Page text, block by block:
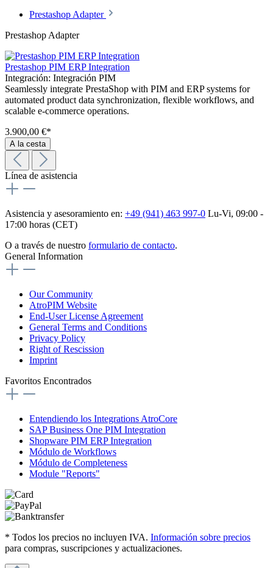
Prestashop Adapter
Prestashop Adapter
Prestashop PIM ERP Integration
Integración: Integración PIM
Seamlessly integrate PrestaShop with PIM and ERP systems for
automated product data synchronization, flexible workflows, and
scalable e-commerce operations.
3.900,00 €*
A la cesta
Línea de asistencia
Asistencia y asesoramiento en: +49 (941) 463 997-0 Lu-Vi, 09:00 -
17:00 horas (CET)
O a través de nuestro formulario de contacto.
General Information
Our Community
AtroPIM Website
End-User License Agreement
General Terms and Conditions
Privacy Policy
Right of Rescission
Imprint
Favoritos Encontrados
Entendiendo los Integrations AtroCore
SAP Business One PIM Integration
Shopware PIM ERP Integration
Módulo de Workflows
Módulo de Completeness
Module "Reports"
* Todos los precios no incluyen IVA. Información sobre precios
para compras, suscripciones y actualizaciones.